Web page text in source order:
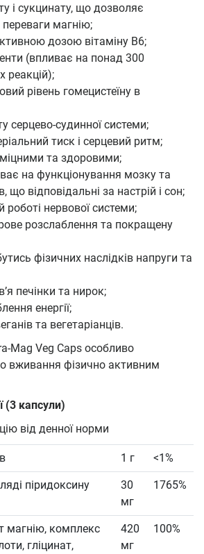
і сукцинату, що дозволяє
переваги магнію;
дозою вітаміну В6;
(впливає на понад 300
реакцій);
рівень гомецистеїну в
серцево-судинної системи;
тиск і серцевий ритм;
міцними та здоровими;
на функціонування мозку та
що відповідальні за настрій і сон;
роботі нервової системи;
розслаблення та покращену
фізичних наслідків напруги та
печінки та нирок;
енергії;
та вегетаріанців.
Mag Veg Caps особливо
вживання фізично активним
(3 капсули)
від денної норми
1 г <1%
піридоксину
30
мг
1765%
магнію, комплекс
гліцинат,
420
мг
100%